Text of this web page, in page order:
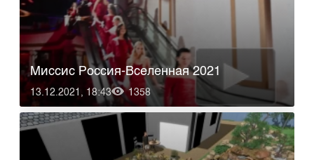
13.12.2021, 18:43 1358
Миссис Россия-Вселенная 2021